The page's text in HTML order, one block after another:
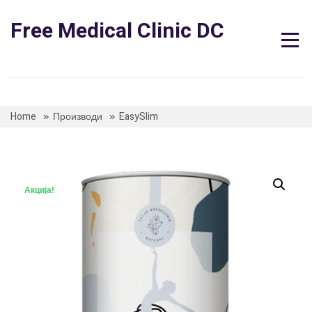
content
Free Medical Clinic DC
Home Производи EasySlim
Акција!